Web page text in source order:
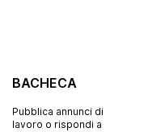
BACHECA
Pubblica annunci di
lavoro o rispondi a